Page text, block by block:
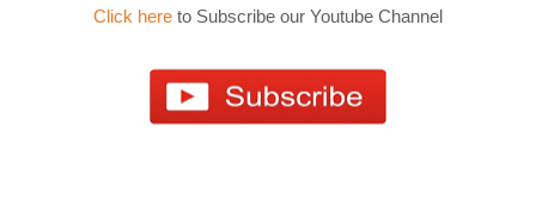
Click here to Subscribe our Youtube Channel